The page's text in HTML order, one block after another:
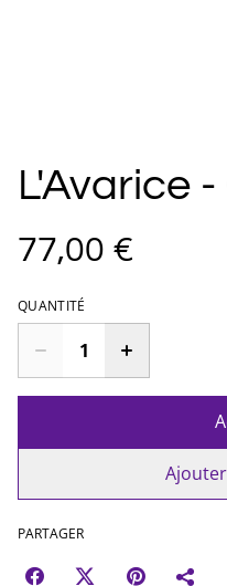
L'Avarice
77,00 €
QUANTITÉ
PARTAGER